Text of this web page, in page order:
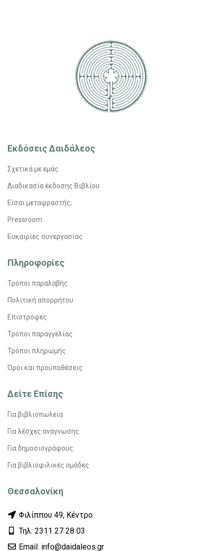
Εκδόσεις Δαιδάλεος
Σχετικά με εμάς
Διαδικασία έκδοσης Βιβλίου
Είσαι μεταφραστής;
Pressroom
Ευκαιρίες συνεργασίας
Πληροφορίες
Τρόποι παραλαβής
Πολιτική απορρήτου
Επιστροφές
Τρόποι παραγγελίας
Τρόποι πληρωμής
Όροι και προϋποθέσεις
Δείτε Επίσης
Για βιβλιοπωλεία
Για λέσχες ανάγνωσης
Για δημοσιογράφους
Για βιβλιοφιλικές ομάδες
Θεσσαλονίκη
Φιλίππου 49, Κέντρο
Τηλ: 2311 27 28 03
Εmail: info@daidaleos.gr